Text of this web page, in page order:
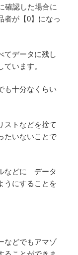
確認した場合に
者が【0】になっ
てデータに残し
います。
も十分なくらい
ストなどを捨て
たいないことで
などに データ
うにすることを
などでもアマゾ